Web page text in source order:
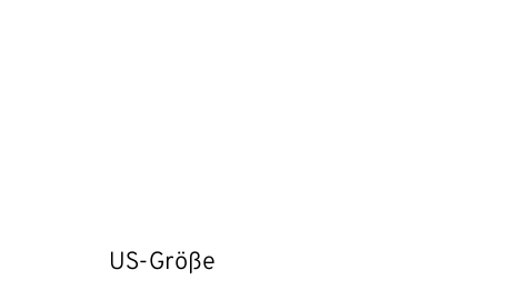
US-Größe